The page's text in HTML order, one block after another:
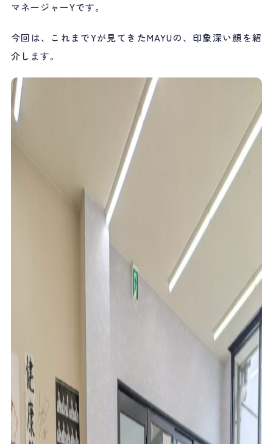
マネージャーYです。
今回は、これまでYが見てきたMAYUの、印象深い顔を紹
介します。